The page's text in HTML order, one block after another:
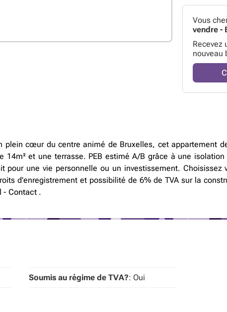
Vous
vendre -
Recevez
nouveau
plein cœur du centre animé de Bruxelles, cet appartement
14m² et une terrasse. PEB estimé A/B grâce à une
pour une vie personnelle ou un investissement. Choisissez
d'enregistrement et possibilité de 6% de TVA sur la
- Contact .
Soumis au régime de TVA?: Oui